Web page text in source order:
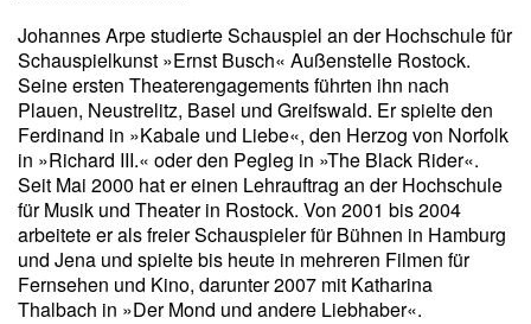
Johannes Arpe studierte Schauspiel an der Hochschule für
Schauspielkunst »Ernst Busch« Außenstelle Rostock.
Seine ersten Theaterengagements führten ihn nach
Plauen, Neustrelitz, Basel und Greifswald. Er spielte den
Ferdinand in »Kabale und Liebe«, den Herzog von Norfolk
in »Richard III.« oder den Pegleg in »The Black Rider«.
Seit Mai 2000 hat er einen Lehrauftrag an der Hochschule
für Musik und Theater in Rostock. Von 2001 bis 2004
arbeitete er als freier Schauspieler für Bühnen in Hamburg
und Jena und spielte bis heute in mehreren Filmen für
Fernsehen und Kino, darunter 2007 mit Katharina
Thalbach in »Der Mond und andere Liebhaber«.